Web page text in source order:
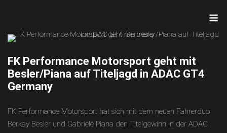
content
FK Performance Motorsport geht mit
Besler/Piana auf Titeljagd in ADAC GT4
Germany
FK Performance Motorsport hat sich mit dem neuen Fahrerduo
Berkay Besler und Gabriele Piana den Titelgewinn in der ADAC